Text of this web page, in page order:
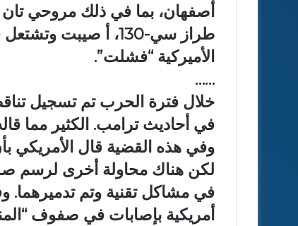
أصفهان، بما في ذلك مروحي
طراز سي-130، أ صيبت
الأميركية “فشلت”.
……
خلال فترة الحرب تم تسجيل
في أحاديث ترامب. الكثير مما
وفي هذه القضية قال الأمريكي
لكن هناك محاولة أخرى لرسم
في مشاكل تقنية وتم تدميرهما.
أمريكية بإصابات في صفوف